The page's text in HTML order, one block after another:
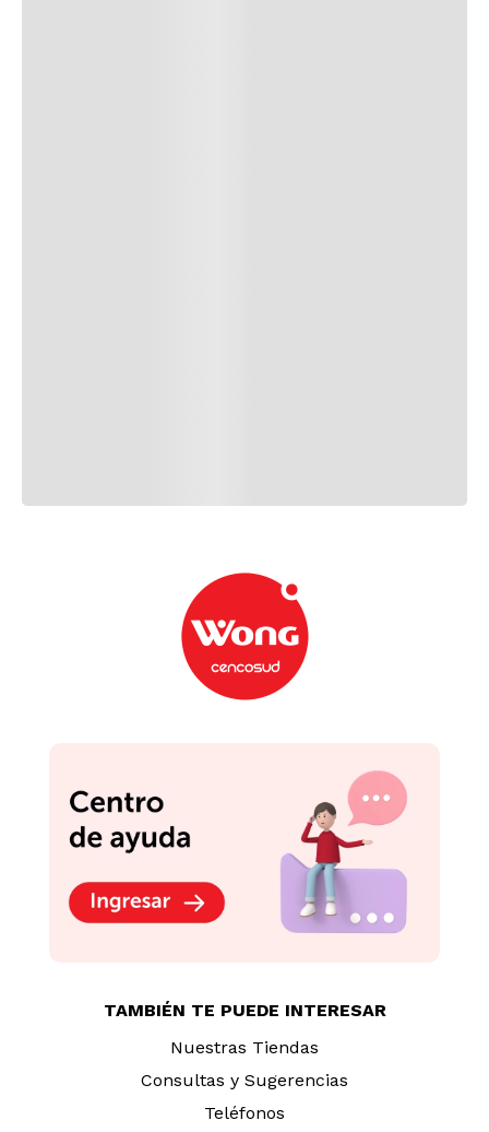
TAMBIÉN TE PUEDE INTERESAR
Nuestras Tiendas
Consultas y Sugerencias
Teléfonos